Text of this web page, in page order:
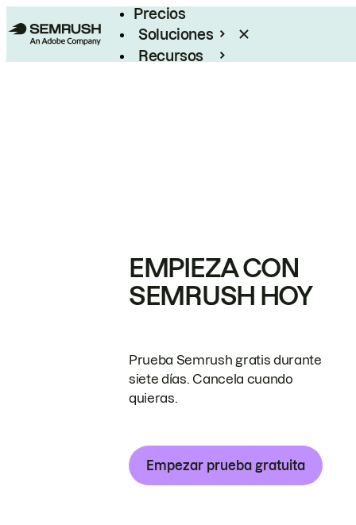
Precios
Soluciones
Recursos
EMPIEZA CON
SEMRUSH HOY
Prueba Semrush gratis durante
siete días. Cancela cuando
quieras.
Empezar prueba gratuita